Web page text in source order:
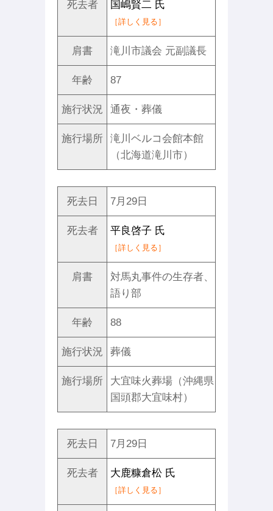
死去者 国嶋賢二 氏
［詳しく見る］
肩書 滝川市議会 元副議長
年齢 87
施行状況 通夜・葬儀
施行場所
滝川ベルコ会館本館
（北海道滝川市）
死去日 7月29日
死去者 平良啓子 氏
［詳しく見る］
肩書
対馬丸事件の生存者、
語り部
年齢 88
施行状況 葬儀
施行場所
大宜味火葬場（沖縄県
国頭郡大宜味村）
死去日 7月29日
死去者 大鹿糠倉松 氏
［詳しく見る］